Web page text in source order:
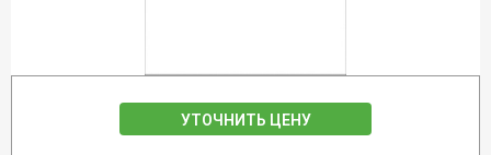
УТОЧНИТЬ ЦЕНУ